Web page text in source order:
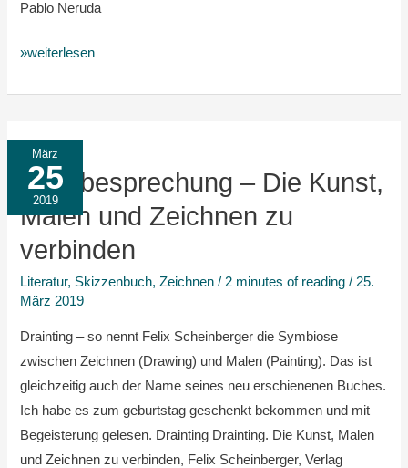
Pablo Neruda
»weiterlesen
März
25
2019
Buchbesprechung – Die Kunst,
Malen und Zeichnen zu
verbinden
Literatur, Skizzenbuch,Zeichnen / 2 minutes of reading / 25.
März 2019
Drainting – so nennt Felix Scheinberger die Symbiose
zwischen Zeichnen (Drawing) und Malen (Painting). Das ist
gleichzeitig auch der Name seines neu erschienenen Buches.
Ich habe es zum geburtstag geschenkt bekommen und mit
Begeisterung gelesen. Drainting Drainting. Die Kunst, Malen
und Zeichnen zu verbinden, Felix Scheinberger, Verlag
Buchbesprechung
Die
Kunst,
Malen
und
Zeichnen
verbinden